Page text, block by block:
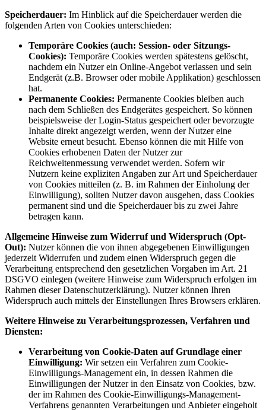
Speicherdauer: Im Hinblick auf die Speicherdauer werden die
folgenden Arten von Cookies unterschieden:
Temporäre Cookies (auch: Session- oder Sitzungs-
Cookies): Temporäre Cookies werden spätestens gelöscht,
nachdem ein Nutzer ein Online-Angebot verlassen und sein
Endgerät (z.B. Browser oder mobile Applikation) geschlossen
hat.
Permanente Cookies: Permanente Cookies bleiben auch
nach dem Schließen des Endgerätes gespeichert. So können
beispielsweise der Login-Status gespeichert oder bevorzugte
Inhalte direkt angezeigt werden, wenn der Nutzer eine
Website erneut besucht. Ebenso können die mit Hilfe von
Cookies erhobenen Daten der Nutzer zur
Reichweitenmessung verwendet werden. Sofern wir
Nutzern keine expliziten Angaben zur Art und Speicherdauer
von Cookies mitteilen (z. B. im Rahmen der Einholung der
Einwilligung), sollten Nutzer davon ausgehen, dass Cookies
permanent sind und die Speicherdauer bis zu zwei Jahre
betragen kann.
Allgemeine Hinweise zum Widerruf und Widerspruch (Opt-
Out): Nutzer können die von ihnen abgegebenen Einwilligungen
jederzeit Widerrufen und zudem einen Widerspruch gegen die
Verarbeitung entsprechend den gesetzlichen Vorgaben im Art. 21
DSGVO einlegen (weitere Hinweise zum Widerspruch erfolgen im
Rahmen dieser Datenschutzerklärung). Nutzer können Ihren
Widerspruch auch mittels der Einstellungen Ihres Browsers erklären.
Weitere Hinweise zu Verarbeitungsprozessen, Verfahren und
Diensten:
Verarbeitung von Cookie-Daten auf Grundlage einer
Einwilligung: Wir setzen ein Verfahren zum Cookie-
Einwilligungs-Management ein, in dessen Rahmen die
Einwilligungen der Nutzer in den Einsatz von Cookies, bzw.
der im Rahmen des Cookie-Einwilligungs-Management-
Verfahrens genannten Verarbeitungen und Anbieter eingeholt